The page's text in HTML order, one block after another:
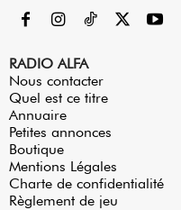
RADIO ALFA
Nous contacter
Quel est ce titre
Annuaire
Petites annonces
Boutique
Mentions Légales
Charte de confidentialité
Règlement de jeu